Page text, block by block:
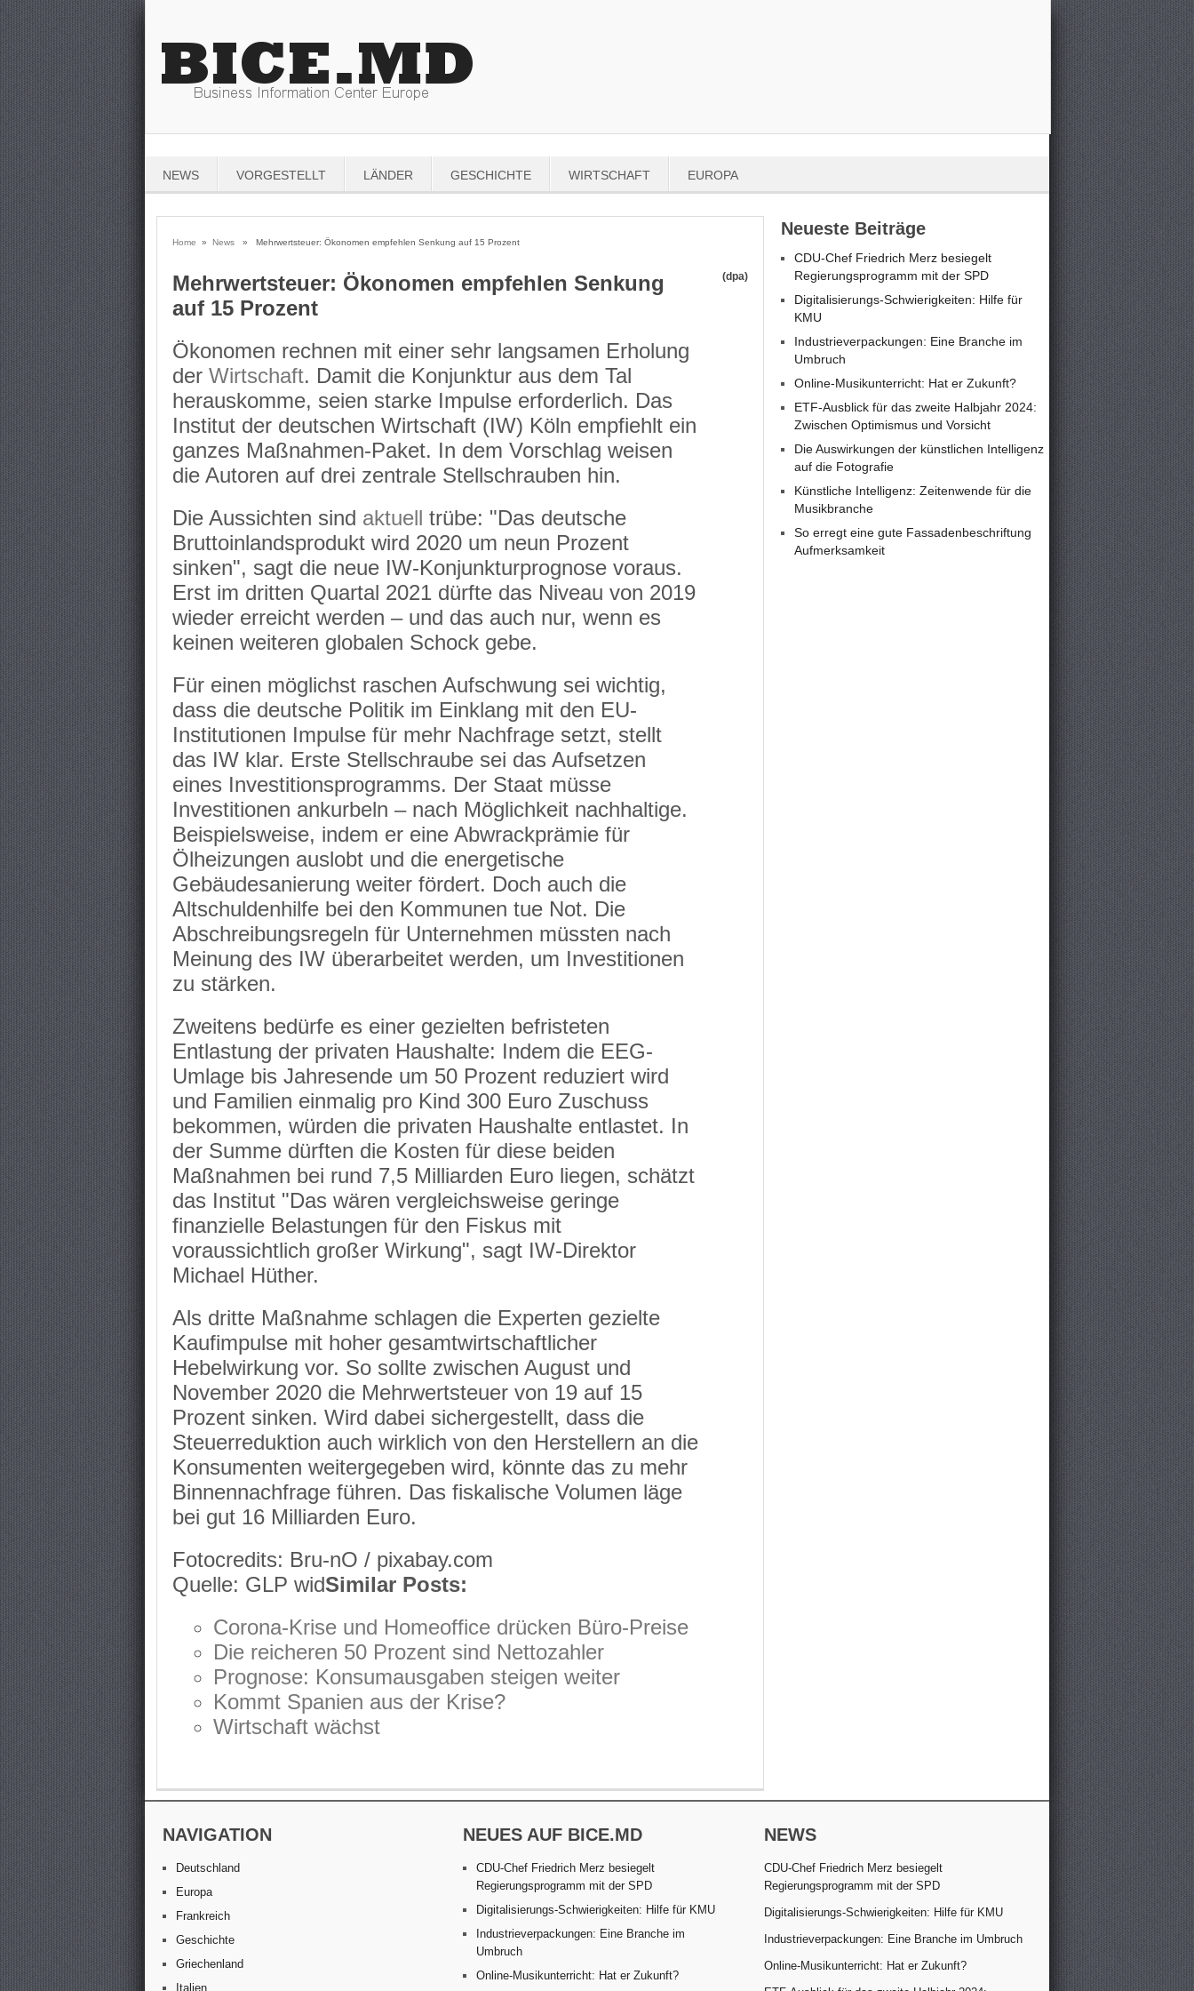
NEWS VORGESTELLT LÄNDER GESCHICHTE WIRTSCHAFT EUROPA
Home »News » Mehrwertsteuer: Ökonomen empfehlen Senkung auf 15 Prozent
Mehrwertsteuer: Ökonomen empfehlen Senkung
auf 15 Prozent
(dpa)
Ökonomen rechnen mit einer sehr langsamen Erholung
derWirtschaft. Damit die Konjunktur aus dem Tal
herauskomme, seien starke Impulse erforderlich. Das
Institut der deutschen Wirtschaft (IW) Köln empfiehlt ein
ganzes Maßnahmen-Paket. In dem Vorschlag weisen
die Autoren auf drei zentrale Stellschrauben hin.
Die Aussichten sind aktuell trübe: "Das deutsche
Bruttoinlandsprodukt wird 2020 um neun Prozent
sinken", sagt die neue IW-Konjunkturprognose voraus.
Erst im dritten Quartal 2021 dürfte das Niveau von 2019
wieder erreicht werden – und das auch nur, wenn es
keinen weiteren globalen Schock gebe.
Für einen möglichst raschen Aufschwung sei wichtig,
dass die deutsche Politik im Einklang mit den EU-
Institutionen Impulse für mehr Nachfrage setzt, stellt
das IW klar. Erste Stellschraube sei das Aufsetzen
eines Investitionsprogramms. Der Staat müsse
Investitionen ankurbeln – nach Möglichkeit nachhaltige.
Beispielsweise, indem er eine Abwrackprämie für
Ölheizungen auslobt und die energetische
Gebäudesanierung weiter fördert. Doch auch die
Altschuldenhilfe bei den Kommunen tue Not. Die
Abschreibungsregeln für Unternehmen müssten nach
Meinung des IW überarbeitet werden, um Investitionen
zu stärken.
Zweitens bedürfe es einer gezielten befristeten
Entlastung der privaten Haushalte: Indem die EEG-
Umlage bis Jahresende um 50 Prozent reduziert wird
und Familien einmalig pro Kind 300 Euro Zuschuss
bekommen, würden die privaten Haushalte entlastet. In
der Summe dürften die Kosten für diese beiden
Maßnahmen bei rund 7,5 Milliarden Euro liegen, schätzt
das Institut "Das wären vergleichsweise geringe
finanzielle Belastungen für den Fiskus mit
voraussichtlich großer Wirkung", sagt IW-Direktor
Michael Hüther.
Als dritte Maßnahme schlagen die Experten gezielte
Kaufimpulse mit hoher gesamtwirtschaftlicher
Hebelwirkung vor. So sollte zwischen August und
November 2020 die Mehrwertsteuer von 19 auf 15
Prozent sinken. Wird dabei sichergestellt, dass die
Steuerreduktion auch wirklich von den Herstellern an die
Konsumenten weitergegeben wird, könnte das zu mehr
Binnennachfrage führen. Das fiskalische Volumen läge
bei gut 16 Milliarden Euro.
Fotocredits: Bru-nO / pixabay.com
Quelle: GLP widSimilar Posts:
Corona-Krise und Homeoffice drücken Büro-Preise
Die reicheren 50 Prozent sind Nettozahler
Prognose: Konsumausgaben steigen weiter
Kommt Spanien aus der Krise?
Wirtschaft wächst
Neueste Beiträge
CDU-Chef Friedrich Merz besiegelt
Regierungsprogramm mit der SPD
Digitalisierungs-Schwierigkeiten: Hilfe für
KMU
Industrieverpackungen: Eine Branche im
Umbruch
Online-Musikunterricht: Hat er Zukunft?
ETF-Ausblick für das zweite Halbjahr 2024:
Zwischen Optimismus und Vorsicht
Die Auswirkungen der künstlichen Intelligenz
auf die Fotografie
Künstliche Intelligenz: Zeitenwende für die
Musikbranche
So erregt eine gute Fassadenbeschriftung
Aufmerksamkeit
NAVIGATION
Deutschland
Europa
Frankreich
Geschichte
Griechenland
Italien
NEUES AUF BICE.MD
CDU-Chef Friedrich Merz besiegelt
Regierungsprogramm mit der SPD
Digitalisierungs-Schwierigkeiten: Hilfe für KMU
Industrieverpackungen: Eine Branche im
Umbruch
Online-Musikunterricht: Hat er Zukunft?
NEWS
CDU-Chef Friedrich Merz besiegelt
Regierungsprogramm mit der SPD
Digitalisierungs-Schwierigkeiten: Hilfe für KMU
Industrieverpackungen: Eine Branche im Umbruch
Online-Musikunterricht: Hat er Zukunft?